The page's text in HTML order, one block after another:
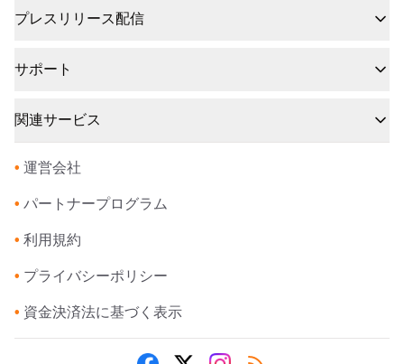
プレスリリース配信
サポート
関連サービス
• 運営会社
• パートナープログラム
• 利用規約
• プライバシーポリシー
• 資金決済法に基づく表示